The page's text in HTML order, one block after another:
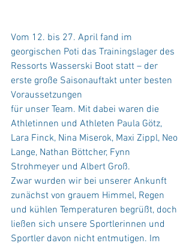
Vom 12. bis 27. April fand im
georgischen Poti das Trainingslager des
Ressorts Wasserski Boot statt – der
erste große Saisonauftakt unter besten
Voraussetzungen
für unser Team. Mit dabei waren die
Athletinnen und Athleten Paula Götz,
Lara Finck, Nina Miserok, Maxi Zippl, Neo
Lange, Nathan Böttcher, Fynn
Strohmeyer und Albert Groß.
Zwar wurden wir bei unserer Ankunft
zunächst von grauem Himmel, Regen
und kühlen Temperaturen begrüßt, doch
ließen sich unsere Sportlerinnen und
Sportler davon nicht entmutigen. Im